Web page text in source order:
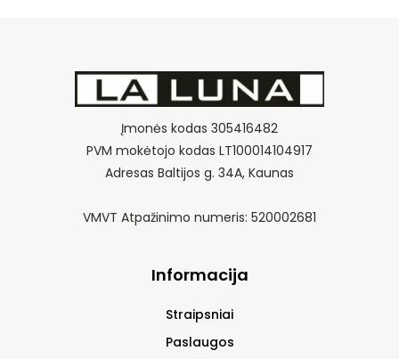
Įmonės kodas 305416482
PVM mokėtojo kodas LT100014104917
Adresas Baltijos g. 34A, Kaunas
VMVT Atpažinimo numeris: 520002681
Informacija
Straipsniai
Paslaugos